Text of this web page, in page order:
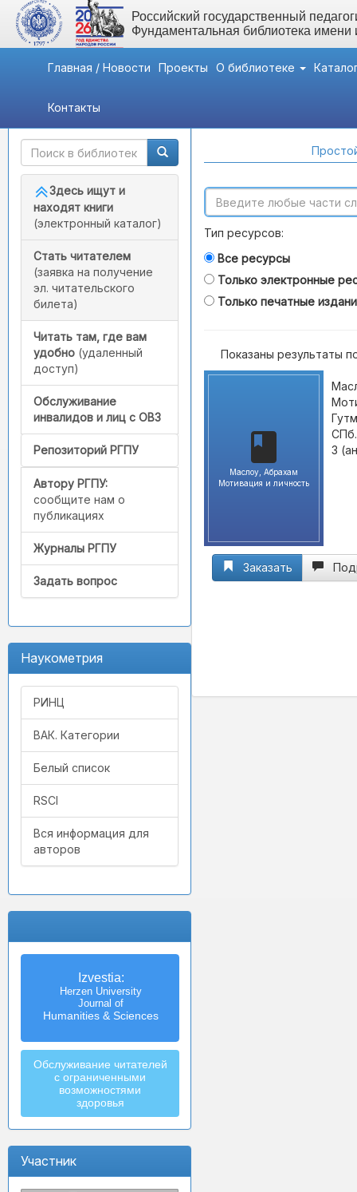
Российский государственный
Фундаментальная библиотека
Главная / Новости Проекты О библиотеке
Контакты
Быстрый доступ
Здесь ищут и
находят книги
(электронный каталог)
Стать читателем
(заявка на получение
эл. читательского
билета)
Читать там, где вам
удобно (удаленный
доступ)
Обслуживание
инвалидов и лиц с ОВЗ
Репозиторий РГПУ
Автору РГПУ:
сообщите нам о
публикациях
Журналы РГПУ
Задать вопрос
Наукометрия
РИНЦ
ВАК. Категории
Белый список
RSCI
Вся информация для
авторов
Izvestia:
Herzen University
Journal of
Humanities & Sciences
Обслуживание читателей
с ограниченными
возможностями
здоровья
Участник
Тип ресурсов:
Все ресурсы
Только электронные
Только печатные
Показаны результаты
Маслоу, Абрахам
Мотивация и личность
3
Заказать